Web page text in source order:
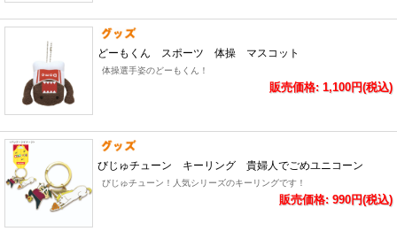
どーもくん スポーツ 体操 マスコット
体操選手姿のどーもくん！
販売価格: 1,100円(税込)
びじゅチューン キーリング 貴婦人でごめユニコーン
びじゅチューン！人気シリーズのキーリングです！
販売価格: 990円(税込)